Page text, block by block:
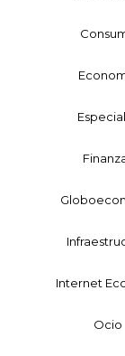
Internet
Ocio